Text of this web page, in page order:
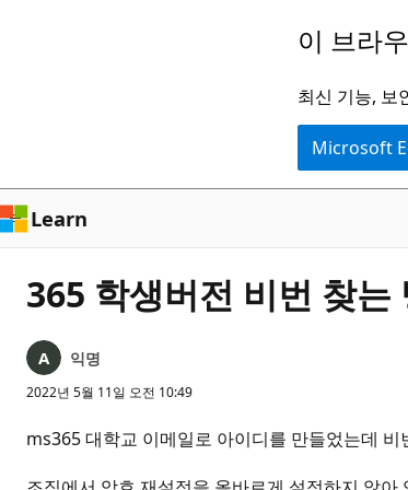
로
건
너
뛰
기
이 브라
최신 기능, 보
Microsoft
Learn
365 학생버전 비번 찾는
익명
2022년 5월 11일 오전 10:49
ms365 대학교 이메일로 아이디를 만들었는데